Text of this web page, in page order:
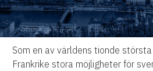
Som en av världens tionde
Frankrike stora möjligheter för